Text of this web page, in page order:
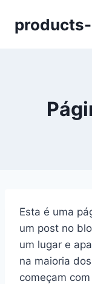
Esta é uma
um post no
um lugar e
na maioria
começam